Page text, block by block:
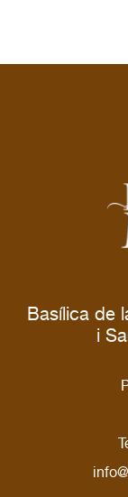
Basílica de
i